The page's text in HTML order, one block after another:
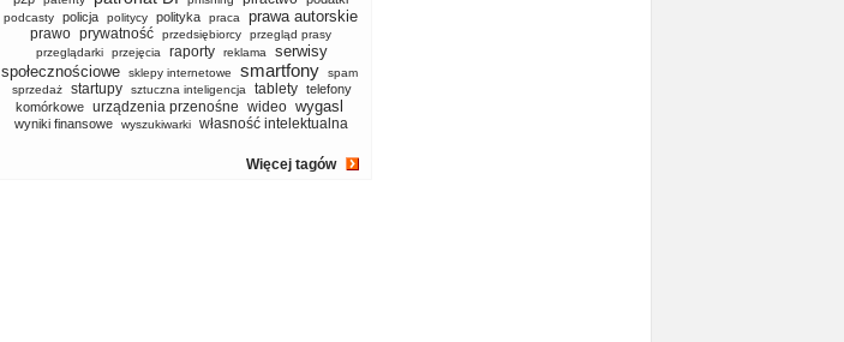
podcasty policja politycy polityka praca prawa autorskie
prawo prywatność przedsiębiorcy
przegląd prasy
przeglądarki
przejęcia raporty reklama
serwisy
społecznościowe
sklepy internetowe smartfony
spam
sprzedaż
startupy sztuczna inteligencja tablety telefony
komórkowe urządzenia przenośne wideo wygasl
wyniki finansowe wyszukiwarki własność intelektualna
Więcej tagów